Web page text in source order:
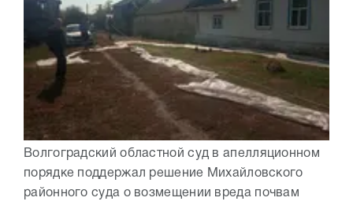
Волгоградский областной суд в апелляционном
порядке поддержал решение Михайловского
районного суда о возмещении вреда почвам